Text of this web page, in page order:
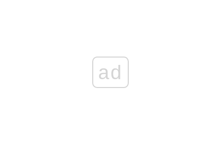
ad